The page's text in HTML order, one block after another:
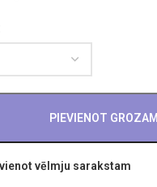
PIEVIENOT GROZAM
vēlmju sarakstam